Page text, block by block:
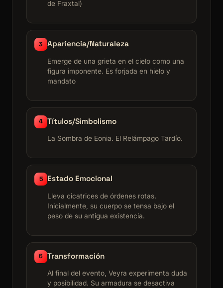
de Fraxtal)
3 Apariencia/Naturaleza
Emerge de una grieta en el cielo como una
figura imponente. Es forjada en hielo y
mandato
4 Títulos/Simbolismo
La Sombra de Eonia. El Relámpago Tardío.
5 Estado Emocional
Lleva cicatrices de órdenes rotas.
Inicialmente, su cuerpo se tensa bajo el
peso de su antigua existencia.
6 Transformación
Al final del evento, Veyra experimenta duda
y posibilidad. Su armadura se desactiva